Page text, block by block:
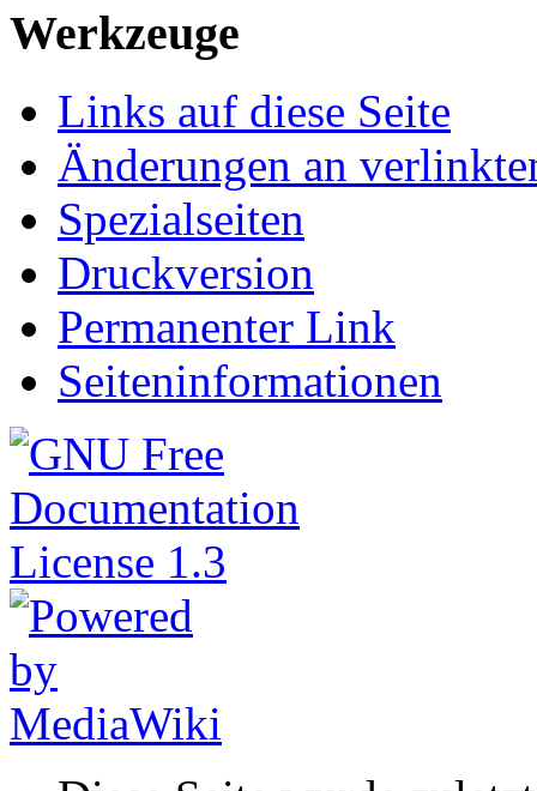
Werkzeuge
Links auf diese Seite
Änderungen an
Spezialseiten
Druckversion
Permanenter Link
Seiteninformationen